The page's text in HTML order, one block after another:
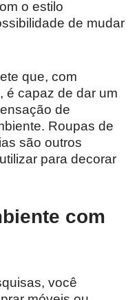
o estilo
de mudar
que, com
é capaz de dar um
de
Roupas de
são outros
para decorar
com
você